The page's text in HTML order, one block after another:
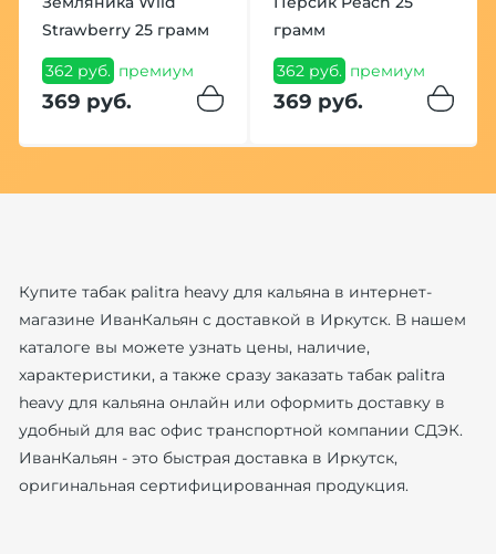
Strawberry 25 грамм
362 руб. премиум
369 руб.
грамм
362 руб. премиум
369 руб.
Купите табак palitra heavy для кальяна в интернет-
магазине ИванКальян с доставкой в Иркутск. В нашем
каталоге вы можете узнать цены, наличие,
характеристики, а также сразу заказать табак palitra
heavy для кальяна онлайн или оформить доставку в
удобный для вас офис транспортной компании СДЭК.
ИванКальян - это быстрая доставка в Иркутск,
оригинальная сертифицированная продукция.